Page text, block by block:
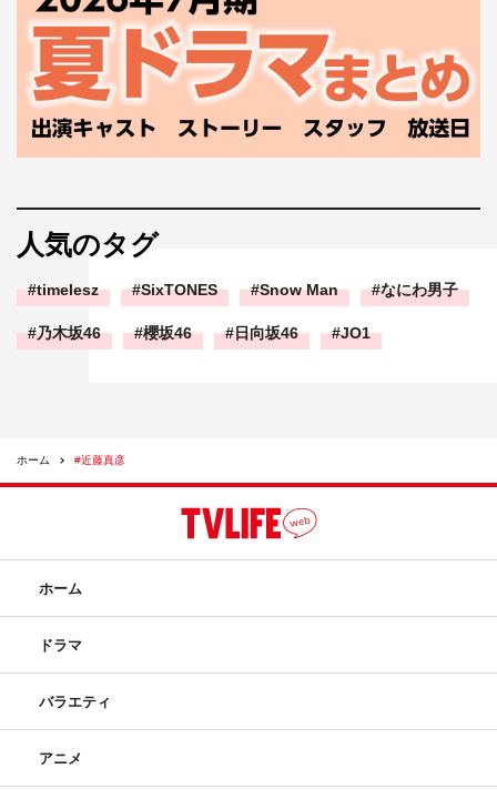
人気のタグ
timelesz SixTONES Snow Man なにわ男子
乃木坂46 櫻坂46 日向坂46 JO1
ホーム #近藤真彦
ホーム
ドラマ
バラエティ
アニメ